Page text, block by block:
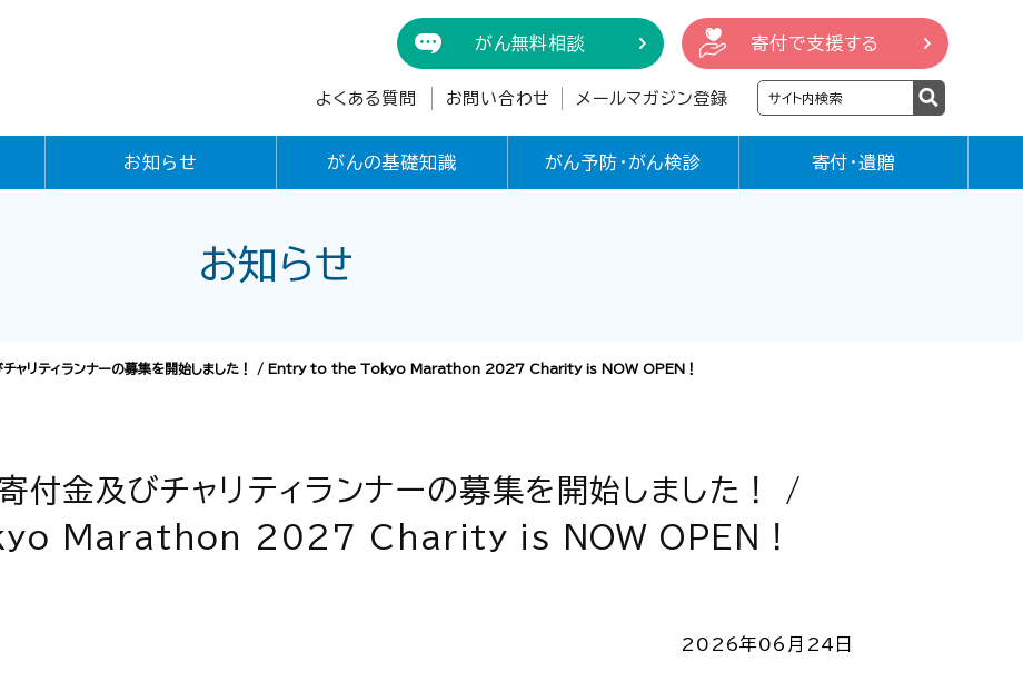
がん無料相談 寄付で支援する
よくある質問 お問い合わせ メールマガジン登録
お知らせ がんの基礎知識 がん予防・がん検診 寄付・遺贈
お知らせ
チャリティランナーの募集を開始しました！ / Entry to the Tokyo Marathon 2027 Charity is NOW OPEN！
金及びチャリティランナーの募集を開始しました！ /
Marathon 2027 Charity is NOW OPEN！
2026年06月24日